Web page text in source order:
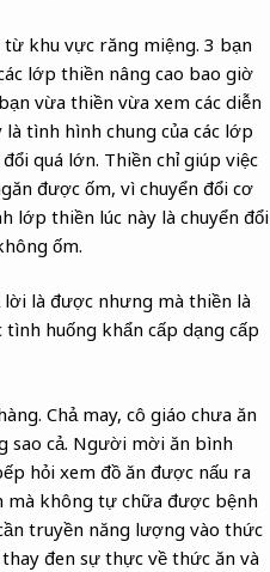
khu vực răng miệng. 3 bạn
lớp thiền nâng cao bao giờ
vừa thiền vừa xem các diễn
tình hình chung của các lớp
quá lớn. Thiền chỉ giúp việc
được ốm, vì chuyển đổi cơ
lớp thiền lúc này là chuyển đổi
ốm.
lời là được nhưng mà thiền là
huống khẩn cấp dạng cấp
Chả may, cô giáo chưa ăn
sao cả. Người mời ăn bình
hỏi xem đồ ăn được nấu ra
mà không tự chữa được bệnh
truyền năng lượng vào thức
đen sự thực về thức ăn và